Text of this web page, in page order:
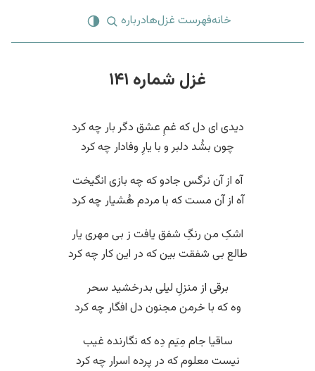
خانهفهرست غزل‌هادرباره
غزل شماره ۱۴۱
دیدی ای دل که غمِ عشق دگر بار چه کرد
چون بشُد دلبر و با یارِ وفادار چه کرد
آه از آن نرگس جادو که چه بازی انگیخت
آه از آن مست که با مردم هُشیار چه کرد
اشکِ من رنگِ شفق یافت ز بی مهری یار
طالع بی شفقت بین که در این کار چه کرد
برقی از منزلِ لیلی بدرخشید سحر
وه که با خرمن مجنون دل افگار چه کرد
ساقیا جام مِیَم دِه که نگارنده غیب
نیست معلوم که در پرده اسرار چه کرد